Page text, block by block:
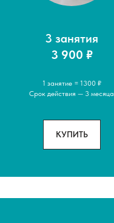
3 занятия
3 900 ₽
1 занятие = 1300 ₽
Срок действия — 3 месяца
КУПИТЬ